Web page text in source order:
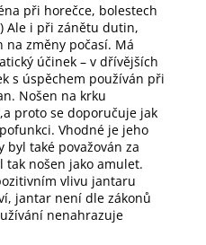
při horečce, bolestech
Ale i při zánětu dutin,
změny počasí. Má
účinek – v dřívějších
s úspěchem používán při
Nošen na krku
proto se doporučuje jak
Vhodné je jeho
také považován za
tak nošen jako amulet.
vlivu jantaru
jantar není dle zákonů
nenahrazuje